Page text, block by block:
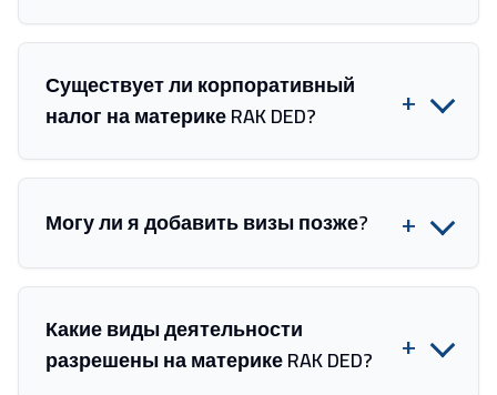
Существует ли корпоративный
налог на материке RAK DED?
+
Могу ли я добавить визы позже? +
Какие виды деятельности
разрешены на материке RAK DED?
+